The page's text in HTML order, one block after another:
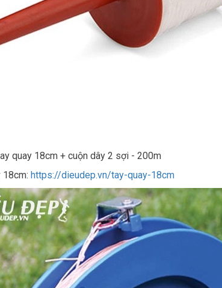
quay 18cm + cuộn dây 2 sợi - 200m
18cm: https://dieudep.vn/tay-quay-18cm